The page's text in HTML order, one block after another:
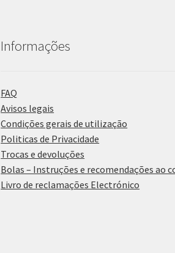
Informações
FAQ
Avisos legais
Condições gerais de utilização
Politicas de Privacidade
Trocas e devoluções
Bolas – Instruções e recomendações ao
Livro de reclamações Electrónico